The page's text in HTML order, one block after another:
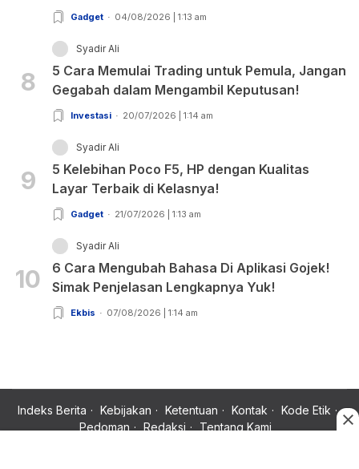
Gadget 04/08/2026 | 1:13 am
8
Syadir Ali
5 Cara Memulai Trading untuk Pemula, Jangan
Gegabah dalam Mengambil Keputusan!
Investasi 20/07/2026 | 1:14 am
9
Syadir Ali
5 Kelebihan Poco F5, HP dengan Kualitas
Layar Terbaik di Kelasnya!
Gadget 21/07/2026 | 1:13 am
10
Syadir Ali
6 Cara Mengubah Bahasa Di Aplikasi Gojek!
Simak Penjelasan Lengkapnya Yuk!
Ekbis 07/08/2026 | 1:14 am
Indeks Berita Kebijakan Ketentuan Kontak
Kode Etik
Pedoman
Redaksi Tentang Kami